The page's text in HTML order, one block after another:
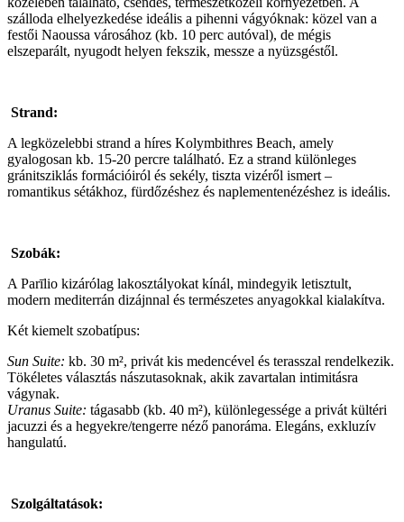
szálloda elhelyezkedése ideális a pihenni vágyóknak: közel van a
festői Naoussa városához (kb. 10 perc autóval), de mégis
elszeparált, nyugodt helyen fekszik, messze a nyüzsgéstől.
Strand:
A legközelebbi strand a híres Kolymbithres Beach, amely
gyalogosan kb. 15-20 percre található. Ez a strand különleges
gránitsziklás formációiról és sekély, tiszta vizéről ismert –
romantikus sétákhoz, fürdőzéshez és naplementenézéshez is ideális.
Szobák:
A Parīlio kizárólag lakosztályokat kínál, mindegyik letisztult,
modern mediterrán dizájnnal és természetes anyagokkal kialakítva.
Két kiemelt szobatípus:
Sun Suite: kb. 30 m², privát kis medencével és terasszal rendelkezik.
Tökéletes választás nászutasoknak, akik zavartalan intimitásra
vágynak.
Uranus Suite: tágasabb (kb. 40 m²), különlegessége a privát kültéri
jacuzzi és a hegyekre/tengerre néző panoráma. Elegáns, exkluzív
hangulatú.
Szolgáltatások: